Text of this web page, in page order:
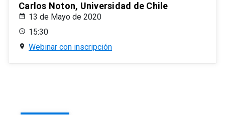
Carlos Noton, Universidad de Chile
13 de Mayo de 2020
15:30
Webinar con inscripción